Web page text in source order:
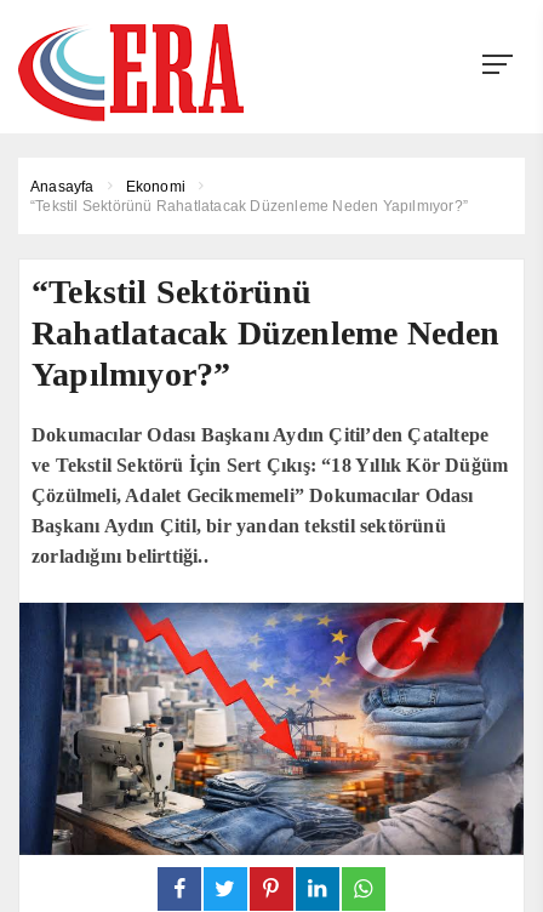
Anasayfa
Ekonomi
“Tekstil Sektörünü Rahatlatacak Düzenleme Neden Yapılmıyor?”
“Tekstil Sektörünü
Rahatlatacak Düzenleme Neden
Yapılmıyor?”
Dokumacılar Odası Başkanı Aydın Çitil’den Çataltepe
ve Tekstil Sektörü İçin Sert Çıkış: “18 Yıllık Kör Düğüm
Çözülmeli, Adalet Gecikmemeli” Dokumacılar Odası
Başkanı Aydın Çitil, bir yandan tekstil sektörünü
zorladığını belirttiği..